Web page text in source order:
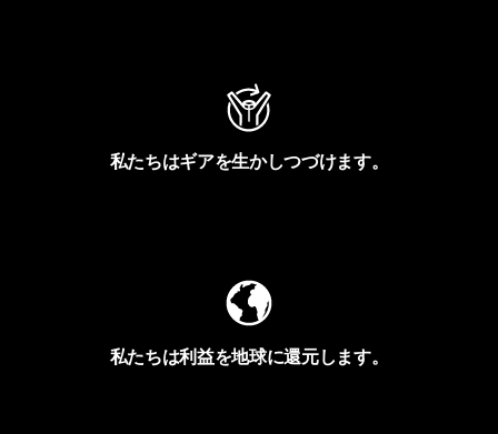
私たちはギアを生かしつづけます。
私たちは利益を地球に還元します。